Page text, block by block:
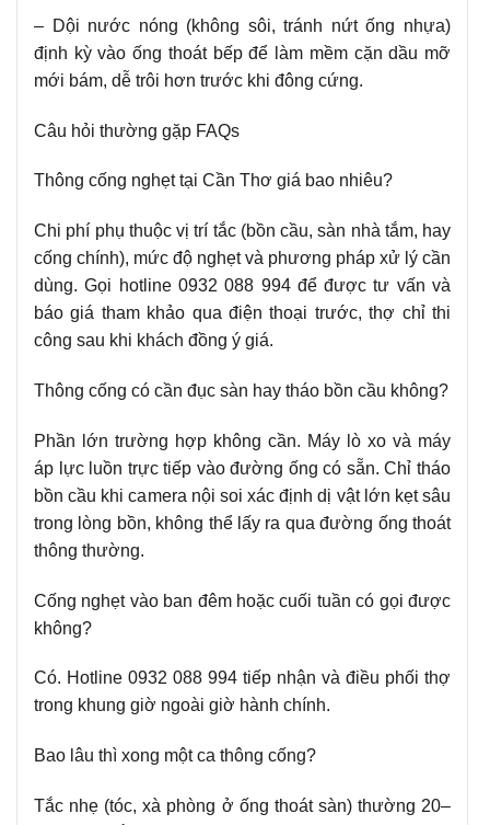
– Dội nước nóng (không sôi, tránh nứt ống nhựa)
định kỳ vào ống thoát bếp để làm mềm cặn dầu mỡ
mới bám, dễ trôi hơn trước khi đông cứng.
Câu hỏi thường gặp FAQs
Thông cống nghẹt tại Cần Thơ giá bao nhiêu?
Chi phí phụ thuộc vị trí tắc (bồn cầu, sàn nhà tắm, hay
cống chính), mức độ nghẹt và phương pháp xử lý cần
dùng. Gọi hotline 0932 088 994 để được tư vấn và
báo giá tham khảo qua điện thoại trước, thợ chỉ thi
công sau khi khách đồng ý giá.
Thông cống có cần đục sàn hay tháo bồn cầu không?
Phần lớn trường hợp không cần. Máy lò xo và máy
áp lực luồn trực tiếp vào đường ống có sẵn. Chỉ tháo
bồn cầu khi camera nội soi xác định dị vật lớn kẹt sâu
trong lòng bồn, không thể lấy ra qua đường ống thoát
thông thường.
Cống nghẹt vào ban đêm hoặc cuối tuần có gọi được
không?
Có. Hotline 0932 088 994 tiếp nhận và điều phối thợ
trong khung giờ ngoài giờ hành chính.
Bao lâu thì xong một ca thông cống?
Tắc nhẹ (tóc, xà phòng ở ống thoát sàn) thường 20–